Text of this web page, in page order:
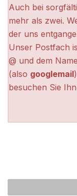
Auch bei
mehr als zwei.
der uns
Unser Postfach
@ und dem
(also googlemail
besuchen Sie